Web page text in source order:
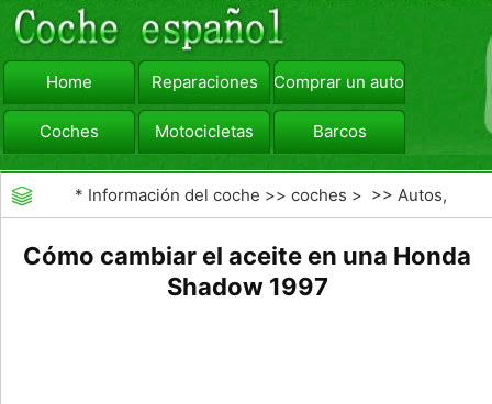
Home Reparaciones Comprar un automóvil
Coches Motocicletas Barcos
viajar Camiones
* Información del coche >>coches > >>Autos,
Cómo cambiar el aceite en una Honda
Shadow 1997